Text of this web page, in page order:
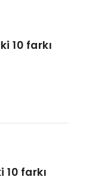
10 farkı
farkı